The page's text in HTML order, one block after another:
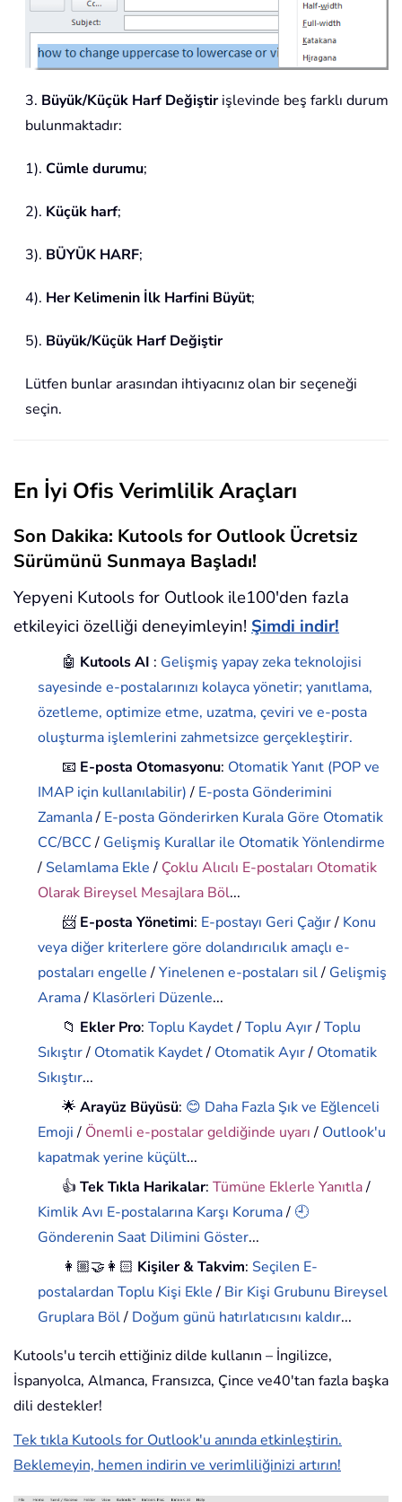
3. Büyük/Küçük Harf Değiştirişlevinde beş farklı durum
bulunmaktadır:
1). Cümle durumu;
2). Küçük harf;
3). BÜYÜK HARF;
4). Her Kelimenin İlk Harfini Büyüt;
5). Büyük/Küçük Harf Değiştir
Lütfen bunlar arasından ihtiyacınız olan bir seçeneği
seçin.
En İyi Ofis Verimlilik Araçları
Son Dakika: Kutools for Outlook Ücretsiz
Sürümünü Sunmaya Başladı!
Yepyeni Kutools for Outlook ile100'den fazla
etkileyici özelliği deneyimleyin! Şimdi indir!
🤖 Kutools AI : Gelişmiş yapay zeka teknolojisi
sayesinde e-postalarınızı kolayca yönetir; yanıtlama,
özetleme, optimize etme, uzatma, çeviri ve e-posta
oluşturma işlemlerini zahmetsizce gerçekleştirir.
📧 E-posta Otomasyonu: Otomatik Yanıt (POP ve
IMAP için kullanılabilir)/ E-posta Gönderimini
Zamanla/ E-posta Gönderirken Kurala Göre Otomatik
CC/BCC/ Gelişmiş Kurallar ile Otomatik Yönlendirme
/ Selamlama Ekle/ Çoklu Alıcılı E-postaları Otomatik
Olarak Bireysel Mesajlara Böl...
📨 E-posta Yönetimi: E-postayı Geri Çağır/ Konu
veya diğer kriterlere göre dolandırıcılık amaçlı e-
postaları engelle/Yinelenen e-postaları sil/ Gelişmiş
Arama/ Klasörleri Düzenle...
📁 Ekler Pro:Toplu Kaydet/Toplu Ayır/Toplu
Sıkıştır/ Otomatik Kaydet/ Otomatik Ayır/ Otomatik
Sıkıştır...
🌟Arayüz Büyüsü: 😊 Daha Fazla Şık ve Eğlenceli
Emoji/ Önemli e-postalar geldiğinde uyarı/ Outlook'u
kapatmak yerine küçült...
👍Tek Tıkla Harikalar:Tümüne Eklerle Yanıtla/
Kimlik Avı E-postalarına Karşı Koruma/ 🕘
Gönderenin Saat Dilimini Göster...
👩🏼‍🤝‍👩🏻 Kişiler & Takvim: Seçilen E-
postalardan Toplu Kişi Ekle/ Bir Kişi Grubunu Bireysel
Gruplara Böl/ Doğum günü hatırlatıcısını kaldır...
Kutools'u tercih ettiğiniz dilde kullanın – İngilizce,
İspanyolca, Almanca, Fransızca, Çince ve40'tan fazla başka
dili destekler!
Tek tıkla Kutools for Outlook'u anında etkinleştirin.
Beklemeyin, hemen indirin ve verimliliğinizi artırın!